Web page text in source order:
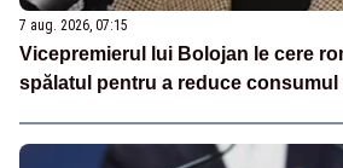
7 aug. 2026, 07:15
Vicepremierul lui Bolojan le cere
spălatul pentru a reduce consumul